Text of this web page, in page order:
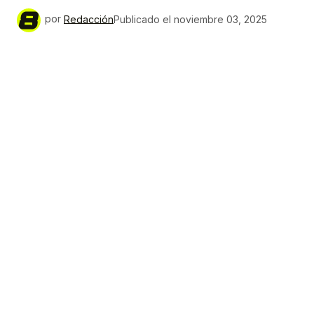
por RedacciónPublicado el noviembre 03, 2025